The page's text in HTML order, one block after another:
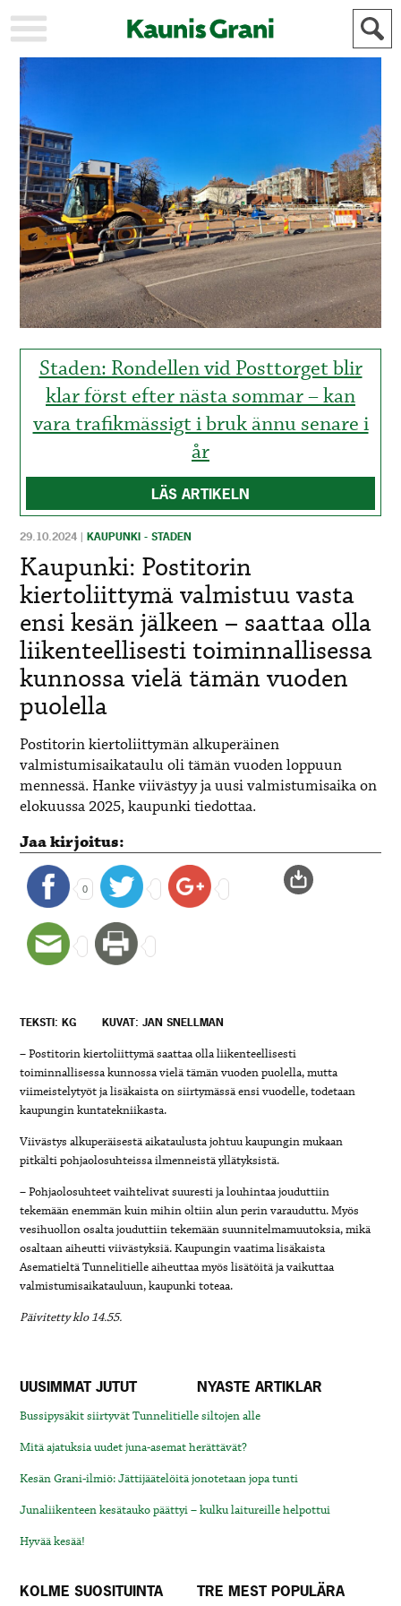
KAUPUNKI
AJANKOHTAISTA
URHEILU
KULTTUURI
KULTUR
HISTORIA
HISTORIA
YLEINEN
ALLMÄN
MAINOSTAJILLE
FÖR
ANNONSÖRER
Staden: Rondellen vid Posttorget blir
klar först efter nästa sommar – kan
vara trafikmässigt i bruk ännu senare i
år
LÄS ARTIKELN
29.10.2024 |KAUPUNKI - STADEN
Kaupunki: Postitorin
kiertoliittymä valmistuu vasta
ensi kesän jälkeen – saattaa olla
liikenteellisesti toiminnallisessa
kunnossa vielä tämän vuoden
puolella
Postitorin kiertoliittymän alkuperäinen
valmistumisaikataulu oli tämän vuoden loppuun
mennessä. Hanke viivästyy ja uusi valmistumisaika on
elokuussa 2025, kaupunki tiedottaa.
Jaa kirjoitus:
0
TEKSTI: KG KUVAT: JAN SNELLMAN
– Postitorin kiertoliittymä saattaa olla liikenteellisesti
toiminnallisessa kunnossa vielä tämän vuoden puolella, mutta
viimeistelytyöt ja lisäkaista on siirtymässä ensi vuodelle, todetaan
kaupungin kuntatekniikasta.
Viivästys alkuperäisestä aikataulusta johtuu kaupungin mukaan
pitkälti pohjaolosuhteissa ilmenneistä yllätyksistä.
– Pohjaolosuhteet vaihtelivat suuresti ja louhintaa jouduttiin
tekemään enemmän kuin mihin oltiin alun perin varauduttu. Myös
vesihuollon osalta jouduttiin tekemään suunnitelmamuutoksia, mikä
osaltaan aiheutti viivästyksiä. Kaupungin vaatima lisäkaista
Asematieltä Tunnelitielle aiheuttaa myös lisätöitä ja vaikuttaa
valmistumisaikatauluun, kaupunki toteaa.
Päivitetty klo 14.55.
UUSIMMAT JUTUT NYASTE ARTIKLAR
Bussipysäkit siirtyvät Tunnelitielle siltojen alle
Mitä ajatuksia uudet juna-asemat herättävät?
Kesän Grani-ilmiö: Jättijäätelöitä jonotetaan jopa tunti
Junaliikenteen kesätauko päättyi – kulku laitureille helpottui
Hyvää kesää!
KOLME SUOSITUINTA TRE MEST POPULÄRA